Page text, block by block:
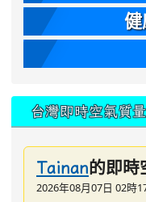
健
台灣即時空氣質
Tainan的即時
2026年08月07日 02時